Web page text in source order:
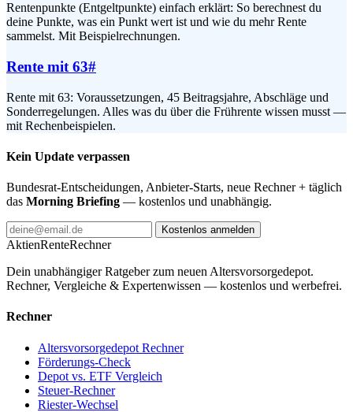
Rentenpunkte (Entgeltpunkte) einfach erklärt: So berechnest du
deine Punkte, was ein Punkt wert ist und wie du mehr Rente
sammelst. Mit Beispielrechnungen.
Rente mit 63#
Rente mit 63: Voraussetzungen, 45 Beitragsjahre, Abschläge und
Sonderregelungen. Alles was du über die Frührente wissen musst —
mit Rechenbeispielen.
Kein Update verpassen
Bundesrat-Entscheidungen, Anbieter-Starts, neue Rechner + täglich
das Morning Briefing — kostenlos und unabhängig.
Kostenlos anmelden
AktienRenteRechner
Dein unabhängiger Ratgeber zum neuen Altersvorsorgedepot.
Rechner, Vergleiche & Expertenwissen — kostenlos und werbefrei.
Rechner
Altersvorsorgedepot Rechner
Förderungs-Check
Depot vs. ETF Vergleich
Steuer-Rechner
Riester-Wechsel